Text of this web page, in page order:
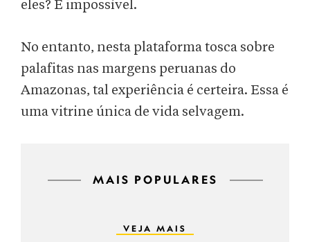
eles? É impossível.
No entanto, nesta plataforma tosca sobre
palafitas nas margens peruanas do
Amazonas, tal experiência é certeira. Essa é
uma vitrine única de vida selvagem.
MAIS POPULARES
VEJA MAIS